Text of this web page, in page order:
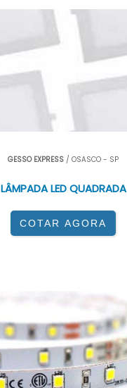
GESSO EXPRESS / OSASCO - SP
LÂMPADA LED QUADRADA
COTAR AGORA